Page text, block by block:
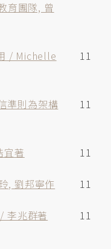
育團隊, 曾
/ Michelle
11
準則為架構
11
宜著 11
, 劉邦寧作 11
李兆群著
11